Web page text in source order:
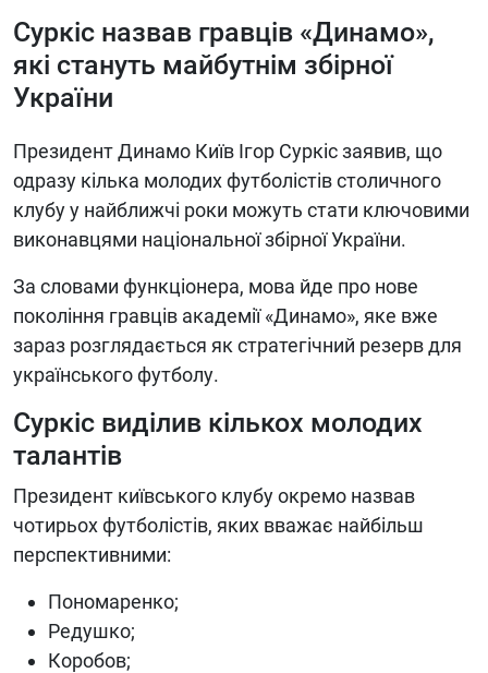
Суркіс назвав гравців «Динамо»,
які стануть майбутнім збірної
України
Президент Динамо Київ Ігор Суркіс заявив, що
одразу кілька молодих футболістів столичного
клубу у найближчі роки можуть стати ключовими
виконавцями національної збірної України.
За словами функціонера, мова йде про нове
покоління гравців академії «Динамо», яке вже
зараз розглядається як стратегічний резерв для
українського футболу.
Суркіс виділив кількох молодих
талантів
Президент київського клубу окремо назвав
чотирьох футболістів, яких вважає найбільш
перспективними:
Пономаренко;
Редушко;
Коробов;